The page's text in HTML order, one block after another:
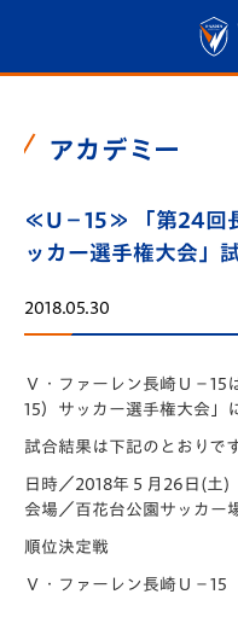
アカデミー
≪U－15≫ 「第24回
ッカー選手権大会」
2018.05.30
Ｖ・ファーレン長崎Ｕ－15
15）サッカー選手権大会」
試合結果は下記のとおりです
日時／2018年５月26日(土)
会場／百花台公園サッカー
順位決定戦
Ｖ・ファーレン長崎Ｕ－